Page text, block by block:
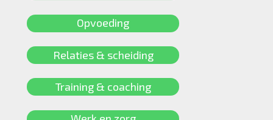
Opvoeding
Relaties & scheiding
Training & coaching